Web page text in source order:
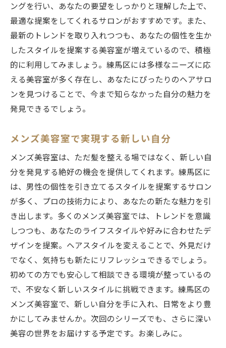
ングを行い、あなたの要望をしっかりと理解した上で、
最適な提案をしてくれるサロンがおすすめです。また、
最新のトレンドを取り入れつつも、あなたの個性を生か
したスタイルを提案する美容室が増えているので、積極
的に利用してみましょう。練馬区には多様なニーズに応
える美容室が多く存在し、あなたにぴったりのヘアサロ
ンを見つけることで、今まで知らなかった自分の魅力を
発見できるでしょう。
メンズ美容室で実現する新しい自分
メンズ美容室は、ただ髪を整える場ではなく、新しい自
分を発見する絶好の機会を提供してくれます。練馬区に
は、男性の個性を引き立てるスタイルを提案するサロン
が多く、プロの技術力により、あなたの新たな魅力を引
き出します。多くのメンズ美容室では、トレンドを意識
しつつも、あなたのライフスタイルや好みに合わせたデ
ザインを提案。ヘアスタイルを変えることで、外見だけ
でなく、気持ちも新たにリフレッシュできるでしょう。
初めての方でも安心して相談できる環境が整っているの
で、不安なく新しいスタイルに挑戦できます。練馬区の
メンズ美容室で、新しい自分を手に入れ、日常をより豊
かにしてみませんか。次回のシリーズでも、さらに深い
美容の世界をお届けする予定です。お楽しみに。